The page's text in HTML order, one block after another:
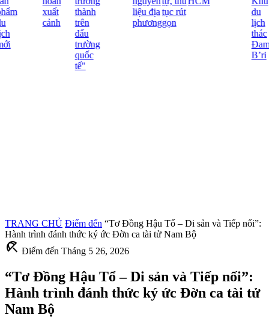
xuất
cảnh
thành
trên
đấu
trường
quốc
tế"
liệu địa
phương
tục rút
gọn
du
lịch
thác
Đam
B’ri
TRANG CHỦ Điểm đến “Tơ Đồng Hậu Tổ – Di sản và Tiếp nối”:
Hành trình đánh thức ký ức Đờn ca tài tử Nam Bộ
beach_access Điểm đến Tháng 5 26, 2026
“Tơ Đồng Hậu Tổ – Di sản và Tiếp nối”:
Hành trình đánh thức ký ức Đờn ca tài tử
Nam Bộ